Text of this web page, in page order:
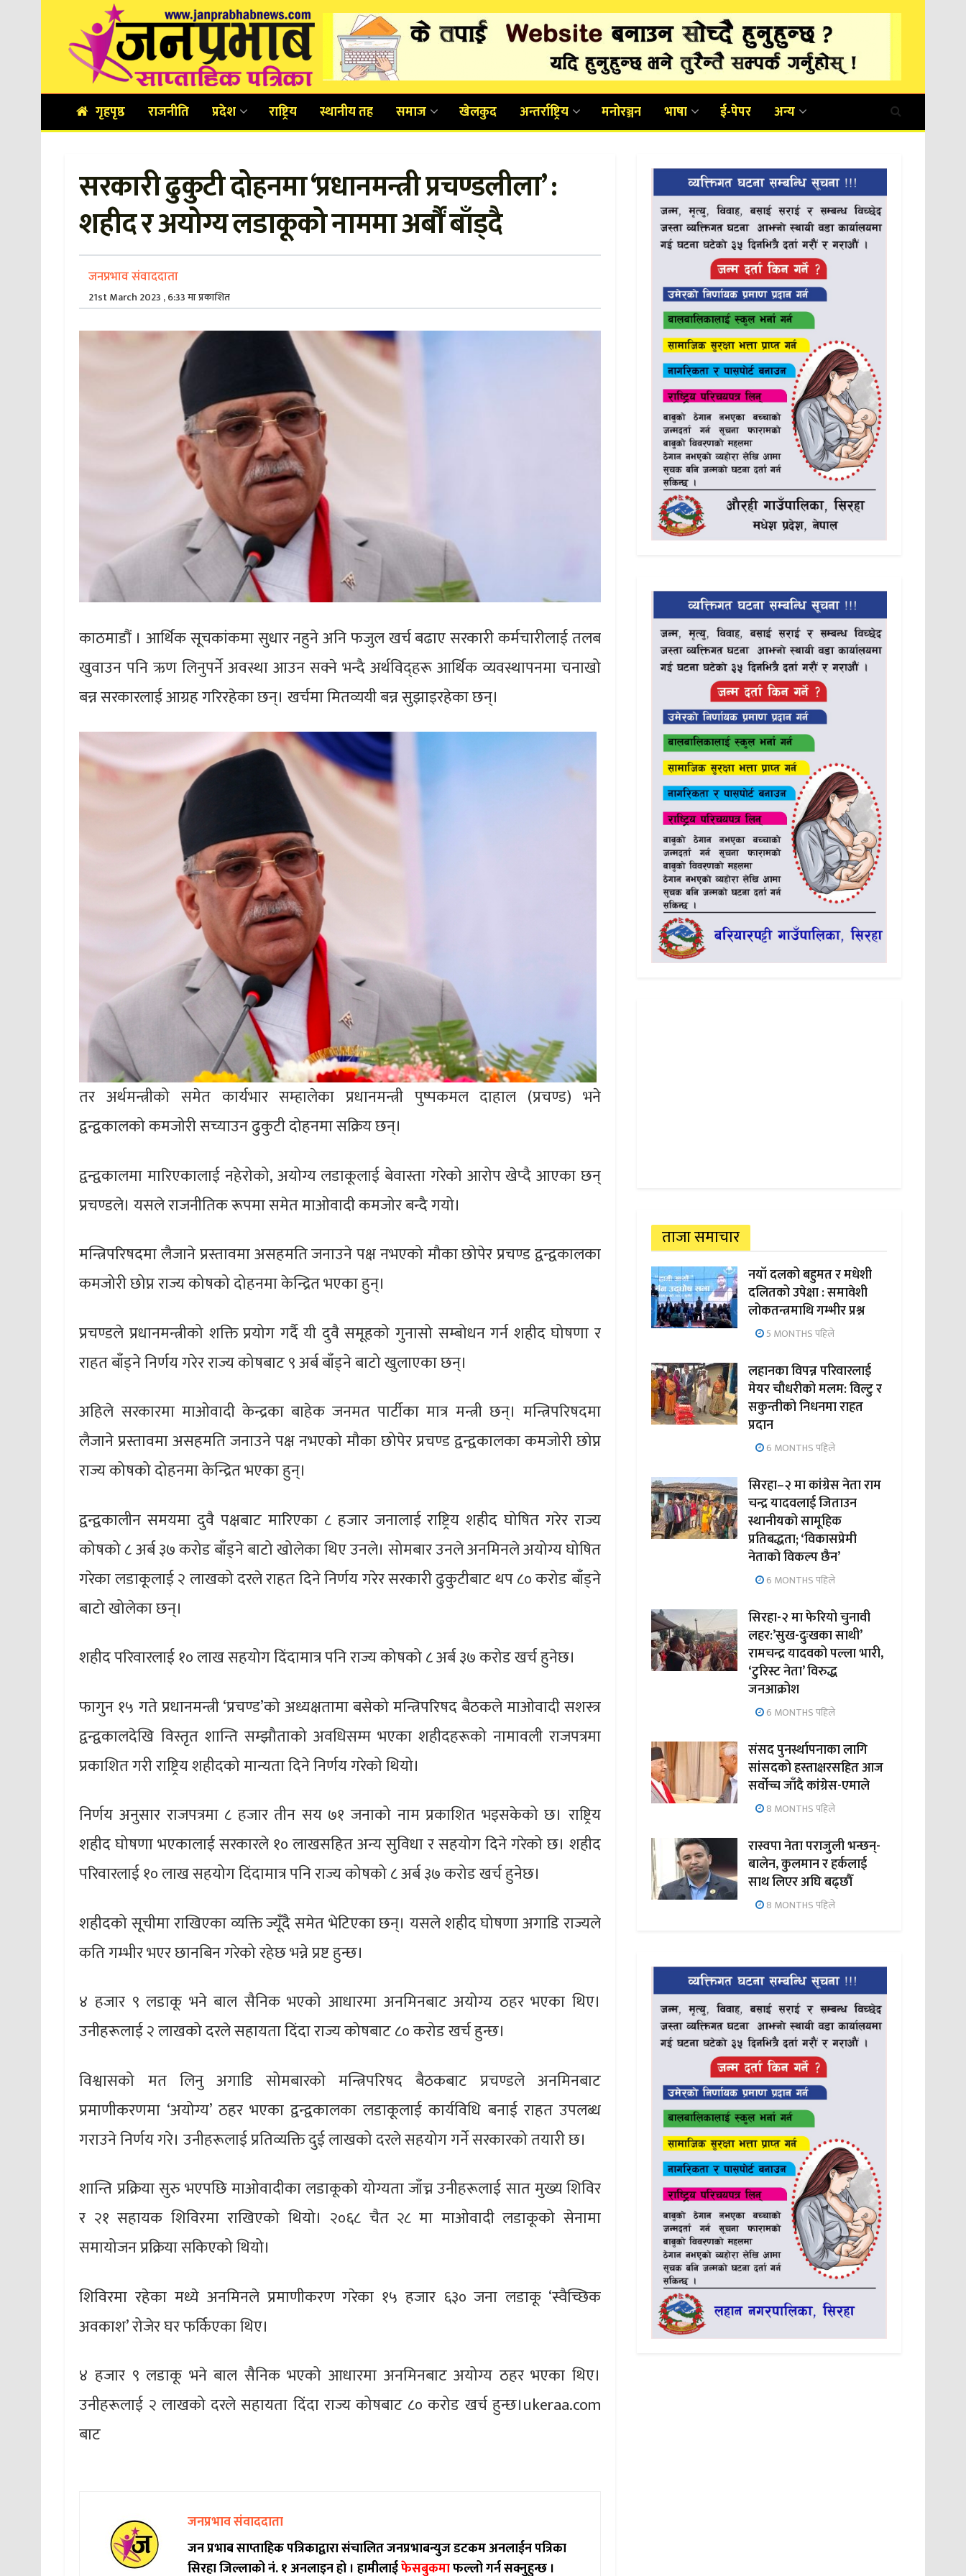
गृहपृष्ठ राजनीति प्रदेश राष्ट्रिय स्थानीय तह समाज खेलकुद अन्तर्राष्ट्रिय मनोरञ्जन भाषा ई-पेपर अन्य
सरकारी ढुकुटी दोहनमा ‘प्रधानमन्त्री प्रचण्डलीला’ :
शहीद र अयोग्य लडाकूको नाममा अर्बौं बाँड्दै
जनप्रभाव संवाददाता
21st March 2023 , 6:33 मा प्रकाशित
काठमाडौं । आर्थिक सूचकांकमा सुधार नहुने अनि फजुल खर्च बढाए सरकारी कर्मचारीलाई तलब
खुवाउन पनि ऋण लिनुपर्ने अवस्था आउन सक्ने भन्दै अर्थविद्हरू आर्थिक व्यवस्थापनमा चनाखो
बन्न सरकारलाई आग्रह गरिरहेका छन्। खर्चमा मितव्ययी बन्न सुझाइरहेका छन्।
तर अर्थमन्त्रीको समेत कार्यभार सम्हालेका प्रधानमन्त्री पुष्पकमल दाहाल (प्रचण्ड) भने
द्वन्द्वकालको कमजोरी सच्याउन ढुकुटी दोहनमा सक्रिय छन्।
द्वन्द्वकालमा मारिएकालाई नहेरोको, अयोग्य लडाकूलाई बेवास्ता गरेको आरोप खेप्दै आएका छन्
प्रचण्डले। यसले राजनीतिक रूपमा समेत माओवादी कमजोर बन्दै गयो।
मन्त्रिपरिषदमा लैजाने प्रस्तावमा असहमति जनाउने पक्ष नभएको मौका छोपेर प्रचण्ड द्वन्द्वकालका
कमजोरी छोप्न राज्य कोषको दोहनमा केन्द्रित भएका हुन्।
प्रचण्डले प्रधानमन्त्रीको शक्ति प्रयोग गर्दै यी दुवै समूहको गुनासो सम्बोधन गर्न शहीद घोषणा र
राहत बाँड्ने निर्णय गरेर राज्य कोषबाट ९ अर्ब बाँड्ने बाटो खुलाएका छन्।
अहिले सरकारमा माओवादी केन्द्रका बाहेक जनमत पार्टीका मात्र मन्त्री छन्। मन्त्रिपरिषदमा
लैजाने प्रस्तावमा असहमति जनाउने पक्ष नभएको मौका छोपेर प्रचण्ड द्वन्द्वकालका कमजोरी छोप्न
राज्य कोषको दोहनमा केन्द्रित भएका हुन्।
द्वन्द्वकालीन समयमा दुवै पक्षबाट मारिएका ८ हजार जनालाई राष्ट्रिय शहीद घोषित गरेर राज्य
कोषको ८ अर्ब ३७ करोड बाँड्ने बाटो खोलेका थिए उनले। सोमबार उनले अनमिनले अयोग्य घोषित
गरेका लडाकूलाई २ लाखको दरले राहत दिने निर्णय गरेर सरकारी ढुकुटीबाट थप ८० करोड बाँड्ने
बाटो खोलेका छन्।
शहीद परिवारलाई १० लाख सहयोग दिंदामात्र पनि राज्य कोषको ८ अर्ब ३७ करोड खर्च हुनेछ।
फागुन १५ गते प्रधानमन्त्री ‘प्रचण्ड’को अध्यक्षतामा बसेको मन्त्रिपरिषद बैठकले माओवादी सशस्त्र
द्वन्द्वकालदेखि विस्तृत शान्ति सम्झौताको अवधिसम्म भएका शहीदहरूको नामावली राजपत्रमा
प्रकाशित गरी राष्ट्रिय शहीदको मान्यता दिने निर्णय गरेको थियो।
निर्णय अनुसार राजपत्रमा ८ हजार तीन सय ७१ जनाको नाम प्रकाशित भइसकेको छ। राष्ट्रिय
शहीद घोषणा भएकालाई सरकारले १० लाखसहित अन्य सुविधा र सहयोग दिने गरेको छ। शहीद
परिवारलाई १० लाख सहयोग दिंदामात्र पनि राज्य कोषको ८ अर्ब ३७ करोड खर्च हुनेछ।
शहीदको सूचीमा राखिएका व्यक्ति ज्यूँदै समेत भेटिएका छन्। यसले शहीद घोषणा अगाडि राज्यले
कति गम्भीर भएर छानबिन गरेको रहेछ भन्ने प्रष्ट हुन्छ।
४ हजार ९ लडाकू भने बाल सैनिक भएको आधारमा अनमिनबाट अयोग्य ठहर भएका थिए।
उनीहरूलाई २ लाखको दरले सहायता दिंदा राज्य कोषबाट ८० करोड खर्च हुन्छ।
विश्वासको मत लिनु अगाडि सोमबारको मन्त्रिपरिषद बैठकबाट प्रचण्डले अनमिनबाट
प्रमाणीकरणमा ‘अयोग्य’ ठहर भएका द्वन्द्वकालका लडाकूलाई कार्यविधि बनाई राहत उपलब्ध
गराउने निर्णय गरे। उनीहरूलाई प्रतिव्यक्ति दुई लाखको दरले सहयोग गर्ने सरकारको तयारी छ।
शान्ति प्रक्रिया सुरु भएपछि माओवादीका लडाकूको योग्यता जाँच्न उनीहरूलाई सात मुख्य शिविर
र २१ सहायक शिविरमा राखिएको थियो। २०६८ चैत २८ मा माओवादी लडाकूको सेनामा
समायोजन प्रक्रिया सकिएको थियो।
शिविरमा रहेका मध्ये अनमिनले प्रमाणीकरण गरेका १५ हजार ६३० जना लडाकू ‘स्वैच्छिक
अवकाश’ रोजेर घर फर्किएका थिए।
४ हजार ९ लडाकू भने बाल सैनिक भएको आधारमा अनमिनबाट अयोग्य ठहर भएका थिए।
उनीहरूलाई २ लाखको दरले सहायता दिंदा राज्य कोषबाट ८० करोड खर्च हुन्छ।ukeraa.com
बाट
जनप्रभाव संवाददाता
जन प्रभाब साप्ताहिक पत्रिकाद्वारा संचालित जनप्रभाबन्युज डटकम अनलाईन पत्रिका
सिरहा जिल्लाको नं. १ अनलाइन हो ।हामीलाईफेसबुकमाफल्लो गर्न सक्नुहुन्छ ।
ताजा समाचार
नयाँ दलको बहुमत र मधेशी
दलितको उपेक्षा : समावेशी
लोकतन्त्रमाथि गम्भीर प्रश्न
5 MONTHS पहिले
लहानका विपन्न परिवारलाई
मेयर चौधरीको मलम: विल्टु र
सकुन्तीको निधनमा राहत
प्रदान
6 MONTHS पहिले
सिरहा–२ मा कांग्रेस नेता राम
चन्द्र यादवलाई जिताउन
स्थानीयको सामूहिक
प्रतिबद्धता; ‘विकासप्रेमी
नेताको विकल्प छैन’
6 MONTHS पहिले
सिरहा-२ मा फेरियो चुनावी
लहर:’सुख-दुःखका साथी’
रामचन्द्र यादवको पल्ला भारी,
‘टुरिस्ट नेता’ विरुद्ध
जनआक्रोश
6 MONTHS पहिले
संसद पुनर्स्थापनाका लागि
सांसदको हस्ताक्षरसहित आज
सर्वोच्च जाँदै कांग्रेस-एमाले
8 MONTHS पहिले
रास्वपा नेता पराजुली भन्छन्-
बालेन, कुलमान र हर्कलाई
साथ लिएर अघि बढ्छौँ
8 MONTHS पहिले